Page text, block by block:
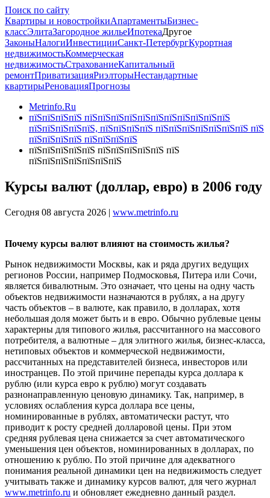
Поиск по сайту
Квартиры и новостройкиАпартаментыБизнес-
классЭлитаЗагородное жильеИпотекаДругое
ЗаконыНалогиИнвестицииСанкт-ПетербургКурортная
недвижимостьКоммерческая
недвижимостьСтрахованиеКапитальный
ремонтПриватизацияРиэлторыНестандартные
квартирыРеновацияПрогнозы
Metrinfo.Ru
пїЅпїЅпїЅпїЅ пїЅпїЅпїЅпїЅпїЅпїЅпїЅпїЅпїЅпїЅпїЅ
пїЅпїЅпїЅпїЅпїЅ, пїЅпїЅпїЅпїЅ пїЅпїЅпїЅпїЅпїЅпїЅпїЅ пїЅ
пїЅпїЅпїЅпїЅ пїЅпїЅпїЅпїЅ
пїЅпїЅпїЅпїЅпїЅ пїЅпїЅпїЅпїЅпїЅ пїЅ
пїЅпїЅпїЅпїЅпїЅпїЅпїЅ
Курсы валют (доллар, евро) в 2006 году
Сегодня 08 августа 2026 | www.metrinfo.ru
Почему курсы валют влияют на стоимость жилья?
Рынок недвижимости Москвы, как и ряда других ведущих
регионов России, например Подмосковья, Питера или Сочи,
является бивалютным. Это означает, что цены на одну часть
объектов недвижимости назначаются в рублях, а на другу
часть объектов – в валюте, как правило, в долларах, хотя
небольшая доля может быть и в евро. Обычно рублевые цены
характерны для типового жилья, рассчитанного на массового
потребителя, а валютные – для элитного жилья, бизнес-класса,
нетиповых объектов и коммерческой недвижимости,
рассчитанных на представителей бизнеса, инвесторов или
иностранцев. По этой причине перепады курса доллара к
рублю (или курса евро к рублю) могут создавать
разнонаправленную ценовую динамику. Так, например, в
условиях ослабления курса доллара все цены,
номинированные в рублях, автоматически растут, что
приводит к росту средней долларовой цены. При этом
средняя рублевая цена снижается за счет автоматического
уменьшения цен объектов, номинированных в долларах, по
отношению к рублю. По этой причине для адекватного
понимания реальной динамики цен на недвижимость следует
учитывать также и динамику курсов валют, для чего журнал
www.metrinfo.ru и обновляет ежедневно данный раздел.